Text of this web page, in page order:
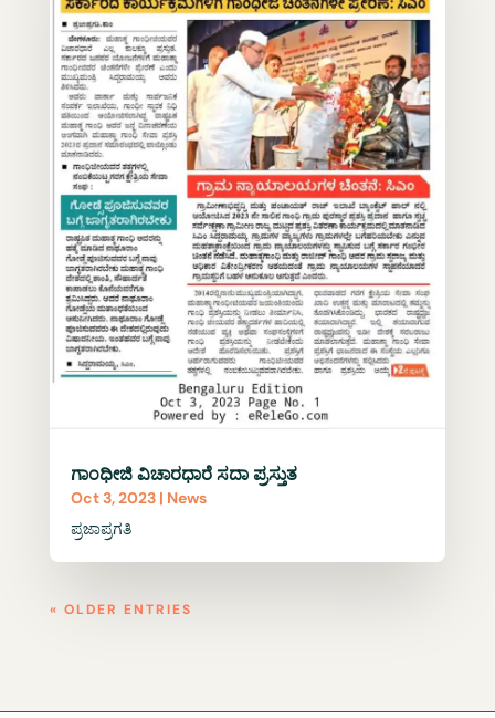
ಗಾಂಧೀಜಿ ವಿಚಾರಧಾರೆ ಸದಾ ಪ್ರಸ್ತುತ
Oct 3, 2023| News
ಪ್ರಜಾಪ್ರಗತಿ
« OLDER ENTRIES